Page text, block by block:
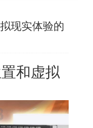
现实体验的
和虚拟